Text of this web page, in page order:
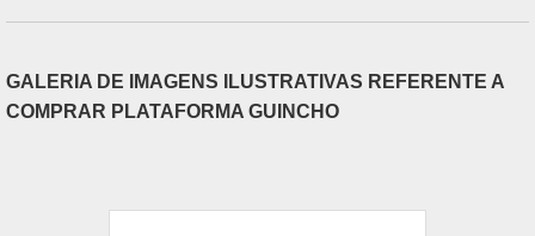
GALERIA DE IMAGENS ILUSTRATIVAS REFERENTE A
COMPRAR PLATAFORMA GUINCHO